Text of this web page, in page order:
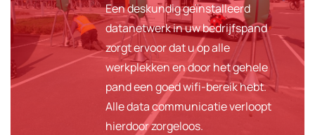
Een deskundig geïnstalleerd
datanetwerk in uw bedrijfspand
zorgt ervoor dat u op alle
werkplekken en door het gehele
pand een goed wifi-bereik hebt.
Alle data communicatie verloopt
hierdoor zorgeloos.